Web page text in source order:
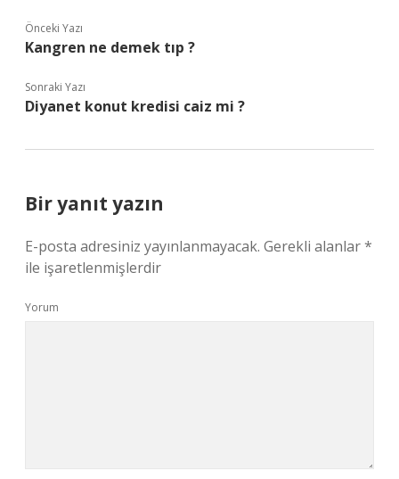
Önceki Yazı
Kangren ne demek tıp ?
Sonraki Yazı
Diyanet konut kredisi caiz mi ?
Bir yanıt yazın
E-posta adresiniz yayınlanmayacak. Gerekli alanlar*
ile işaretlenmişlerdir
Yorum